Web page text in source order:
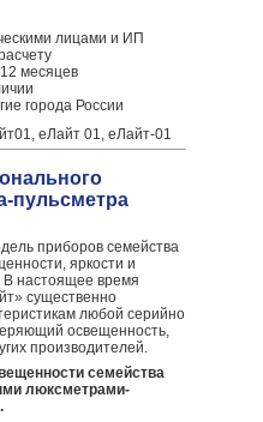
лицами и ИП
месяцев
города России
еЛайт 01, еЛайт-01
пульсметра
приборов семейства
яркости и
В настоящее время
существенно
любой серийно
освещенность,
производителей.
семейства
люксметрами-